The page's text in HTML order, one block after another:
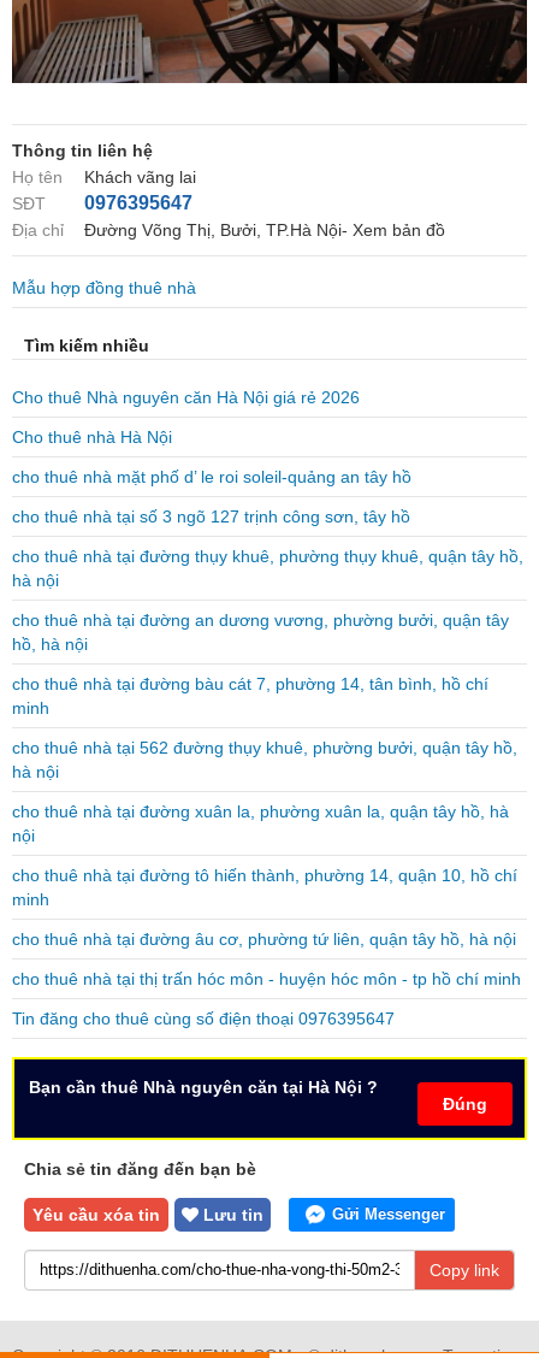
Thông tin liên hệ
Họ tên
Khách vãng lai
SĐT
0976395647
Địa chỉ Đường Võng Thị, Bưởi, TP.Hà Nội- Xem bản đồ
Mẫu hợp đồng thuê nhà
Tìm kiếm nhiều
Cho thuê Nhà nguyên căn Hà Nội giá rẻ 2026
Cho thuê nhà Hà Nội
cho thuê nhà mặt phố d’ le roi soleil-quảng an tây hồ
cho thuê nhà tại số 3 ngõ 127 trịnh công sơn, tây hồ
cho thuê nhà tại đường thụy khuê, phường thụy khuê, quận tây hồ,
hà nội
cho thuê nhà tại đường an dương vương, phường bưởi, quận tây
hồ, hà nội
cho thuê nhà tại đường bàu cát 7, phường 14, tân bình, hồ chí
minh
cho thuê nhà tại 562 đường thụy khuê, phường bưởi, quận tây hồ,
hà nội
cho thuê nhà tại đường xuân la, phường xuân la, quận tây hồ, hà
nội
cho thuê nhà tại đường tô hiến thành, phường 14, quận 10, hồ chí
minh
cho thuê nhà tại đường âu cơ, phường tứ liên, quận tây hồ, hà nội
cho thuê nhà tại thị trấn hóc môn - huyện hóc môn - tp hồ chí minh
Tin đăng cho thuê cùng số điện thoại 0976395647
Đúng
Bạn cần thuê Nhà nguyên căn tại Hà Nội ?
Chia sẻ tin đăng đến bạn bè
Yêu cầu xóa tin Lưu tin Gửi Messenger
Copy link